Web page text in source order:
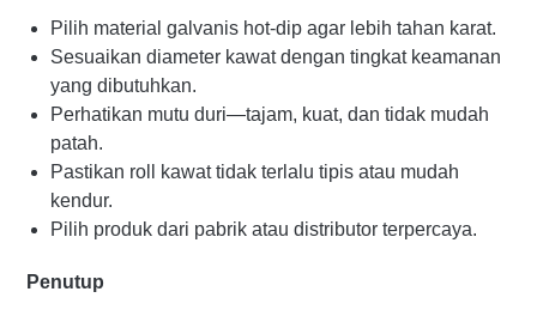
Pilih material galvanis hot-dip agar lebih tahan karat.
Sesuaikan diameter kawat dengan tingkat keamanan
yang dibutuhkan.
Perhatikan mutu duri—tajam, kuat, dan tidak mudah
patah.
Pastikan roll kawat tidak terlalu tipis atau mudah
kendur.
Pilih produk dari pabrik atau distributor terpercaya.
Penutup